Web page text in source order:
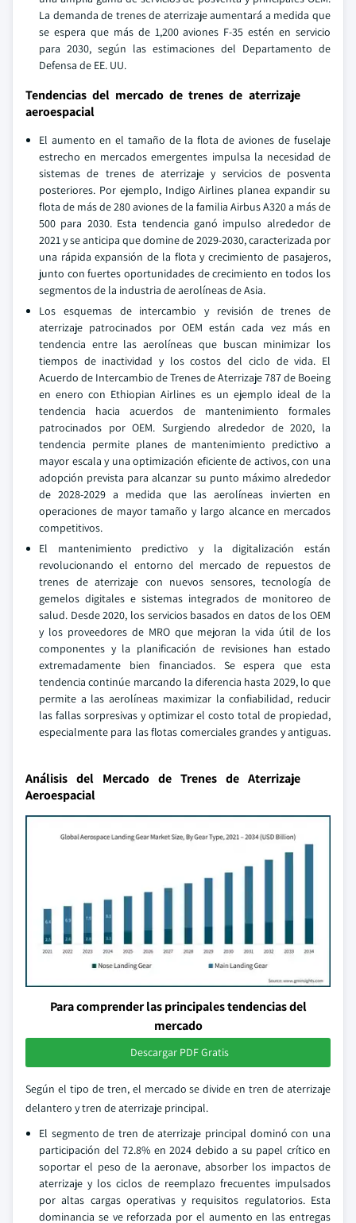
La demanda de trenes de aterrizaje aumentará a medida que
se espera que más de 1,200 aviones F-35 estén en servicio
para 2030, según las estimaciones del Departamento de
Defensa de EE. UU.
Tendencias del mercado de trenes de aterrizaje
aeroespacial
El aumento en el tamaño de la flota de aviones de fuselaje
estrecho en mercados emergentes impulsa la necesidad de
sistemas de trenes de aterrizaje y servicios de posventa
posteriores. Por ejemplo, Indigo Airlines planea expandir su
flota de más de 280 aviones de la familia Airbus A320 a más de
500 para 2030. Esta tendencia ganó impulso alrededor de
2021 y se anticipa que domine de 2029-2030, caracterizada por
una rápida expansión de la flota y crecimiento de pasajeros,
junto con fuertes oportunidades de crecimiento en todos los
segmentos de la industria de aerolíneas de Asia.
Los esquemas de intercambio y revisión de trenes de
aterrizaje patrocinados por OEM están cada vez más en
tendencia entre las aerolíneas que buscan minimizar los
tiempos de inactividad y los costos del ciclo de vida. El
Acuerdo de Intercambio de Trenes de Aterrizaje 787 de Boeing
en enero con Ethiopian Airlines es un ejemplo ideal de la
tendencia hacia acuerdos de mantenimiento formales
patrocinados por OEM. Surgiendo alrededor de 2020, la
tendencia permite planes de mantenimiento predictivo a
mayor escala y una optimización eficiente de activos, con una
adopción prevista para alcanzar su punto máximo alrededor
de 2028-2029 a medida que las aerolíneas invierten en
operaciones de mayor tamaño y largo alcance en mercados
competitivos.
El mantenimiento predictivo y la digitalización están
revolucionando el entorno del mercado de repuestos de
trenes de aterrizaje con nuevos sensores, tecnología de
gemelos digitales e sistemas integrados de monitoreo de
salud. Desde 2020, los servicios basados en datos de los OEM
y los proveedores de MRO que mejoran la vida útil de los
componentes y la planificación de revisiones han estado
extremadamente bien financiados. Se espera que esta
tendencia continúe marcando la diferencia hasta 2029, lo que
permite a las aerolíneas maximizar la confiabilidad, reducir
las fallas sorpresivas y optimizar el costo total de propiedad,
especialmente para las flotas comerciales grandes y antiguas.
Análisis del Mercado de Trenes de Aterrizaje
Aeroespacial
Para comprender las principales tendencias del
mercado
Descargar PDF Gratis
Según el tipo de tren, el mercado se divide en tren de aterrizaje
delantero y tren de aterrizaje principal.
El segmento de tren de aterrizaje principal dominó con una
participación del 72.8% en 2024 debido a su papel crítico en
soportar el peso de la aeronave, absorber los impactos de
aterrizaje y los ciclos de reemplazo frecuentes impulsados
por altas cargas operativas y requisitos regulatorios. Esta
dominancia se ve reforzada por el aumento en las entregas